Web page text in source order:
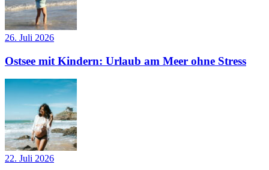
26. Juli 2026
Ostsee mit Kindern: Urlaub am Meer ohne Stress
22. Juli 2026